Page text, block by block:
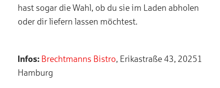
hast sogar die Wahl, ob du sie im Laden abholen
oder dir liefern lassen möchtest.
Infos: Brechtmanns Bistro, Erikastraße 43, 20251
Hamburg